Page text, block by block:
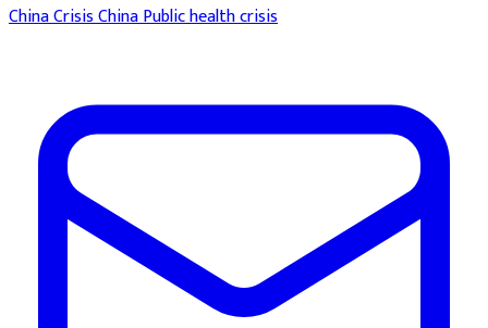
China CrisisChinaPublic health crisis